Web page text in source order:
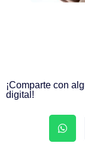
¡Comparte con
digital!